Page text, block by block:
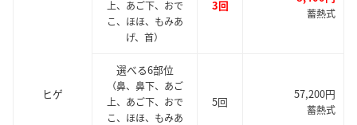
ヒゲ
上、あご下、おで
こ、ほほ、もみあ
げ、首）
3回
蓄熱式
選べる6部位
（鼻、鼻下、あご
上、あご下、おで
こ、ほほ、もみあ
5回
57,200円
蓄熱式